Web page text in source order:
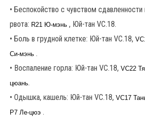
• Беспокойство с чувством сдавленности
рвота: R21 Ю-мэнь , Юй-тан VC.18.
• Боль в грудной клетке: Юй-тан VC.18,
Си-мэнь .
• Воспаление горла: Юй-тан VC.18, VC22
цюань.
• Одышка, кашель: Юй-тан VC.18, VC17
P7 Ле-цюэ .